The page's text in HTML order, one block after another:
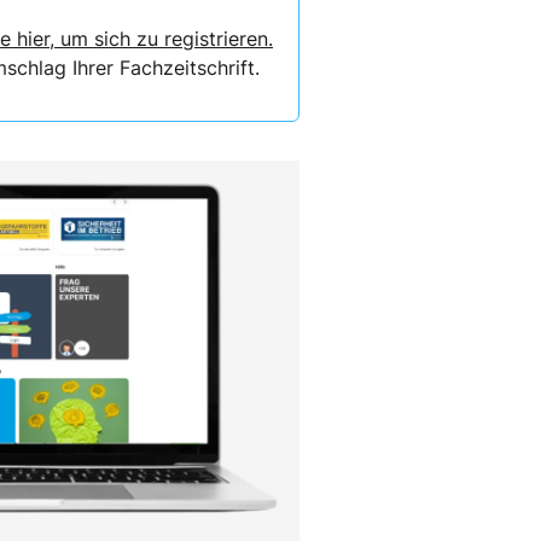
hier, um sich zu registrieren.
Ihrer Fachzeitschrift.